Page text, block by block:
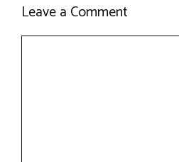
Leave a Comment